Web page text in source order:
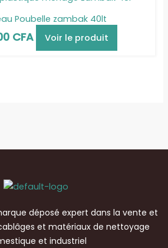
Poubelle zambak 40lt
CFA Voir le produit
déposé expert dans la vente et
et matériaux de nettoyage
et industriel